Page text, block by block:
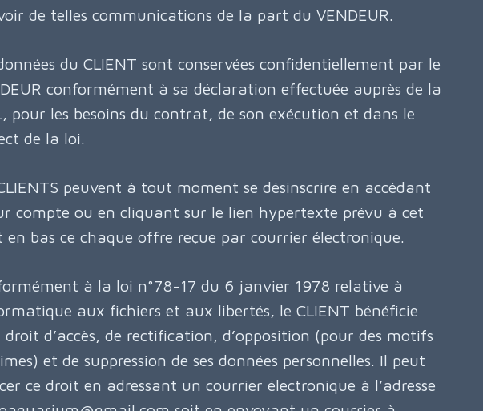
de telles communications de la part du VENDEUR.
du CLIENT sont conservées confidentiellement par le
conformément à sa déclaration effectuée auprès de la
pour les besoins du contrat, de son exécution et dans le
de la loi.
peuvent à tout moment se désinscrire en accédant
compte ou en cliquant sur le lien hypertexte prévu à cet
en bas ce chaque offre reçue par courrier électronique.
à la loi n°78-17 du 6 janvier 1978 relative à
aux fichiers et aux libertés, le CLIENT bénéficie
droit d’accès, de rectification, d’opposition (pour des motifs
et de suppression de ses données personnelles. Il peut
ce droit en adressant un courrier électronique à l’adresse